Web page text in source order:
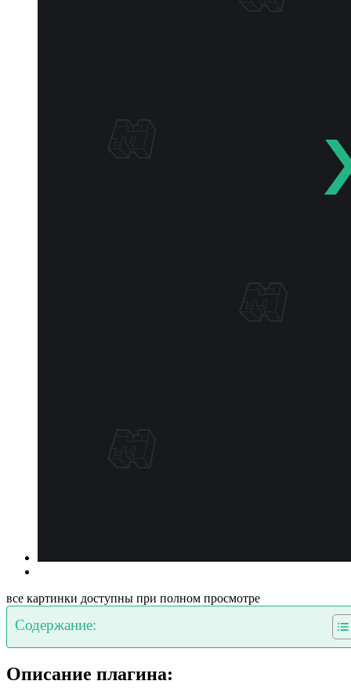
все картинки доступны при полном просмотре
Содержание:
Описание плагина: